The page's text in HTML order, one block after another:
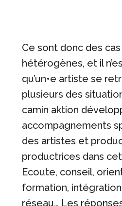
Ce sont donc des
hétérogènes, et il
qu’un•e artiste se
plusieurs des
camin aktion
accompagnements
des artistes et
productrices dans
Ecoute, conseil,
formation,
réseau… Les